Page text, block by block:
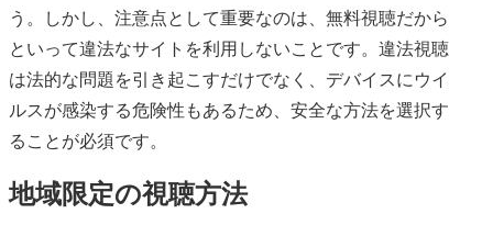
う。しかし、注意点として重要なのは、無料視聴だから
といって違法なサイトを利用しないことです。違法視聴
は法的な問題を引き起こすだけでなく、デバイスにウイ
ルスが感染する危険性もあるため、安全な方法を選択す
ることが必須です。
地域限定の視聴方法